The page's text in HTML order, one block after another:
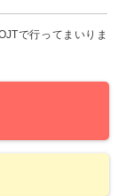
で行ってまいりま